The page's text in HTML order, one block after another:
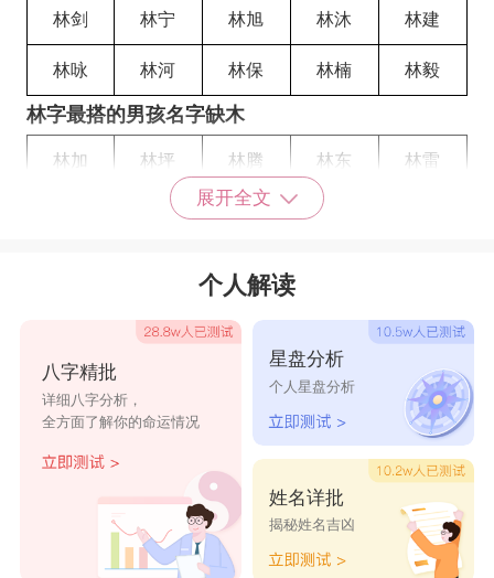
林剑 林宁 林旭 林沐 林建
林咏 林河 林保 林楠 林毅
林字最搭的男孩名字缺木
林加 林坪 林腾 林东 林雷
林耿 林劫 林铸
心林 晓林
明林 修林 桑林 海林
林阳 梅林 桂林 保林
林柯 林俊 林培
林浚 林沅 林力 林安
展开全文
个人解读
八字精批
详细八字分析，
全方面了解你的命运情况
星盘分析
个人星盘分析
姓名详批
揭秘姓名吉凶